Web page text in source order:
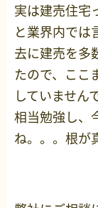
実は建売住宅
と業界内では
去に建売を多
たので、ここ
していません
相当勉強し、
ね。。。根が